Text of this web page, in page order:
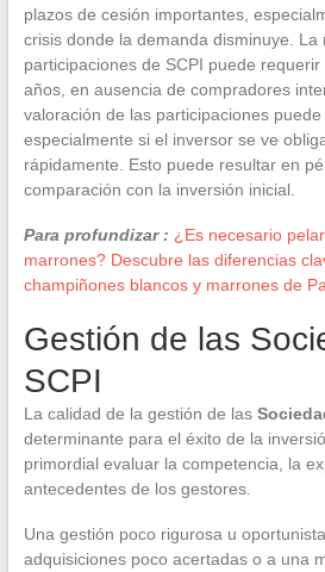
plazos de cesión importantes,
crisis donde la demanda disminuye. La
participaciones de SCPI puede
años, en ausencia de compradores
valoración de las participaciones puede
especialmente si el inversor se ve
rápidamente. Esto puede resultar en
comparación con la inversión inicial.
Para profundizar : ¿Es necesario
marrones? Descubre las diferencias
champiñones blancos y marrones de
Gestión de las
SCPI
La calidad de la gestión de las
determinante para el éxito de la
primordial evaluar la competencia, la
antecedentes de los gestores.
Una gestión poco rigurosa u
adquisiciones poco acertadas o a una